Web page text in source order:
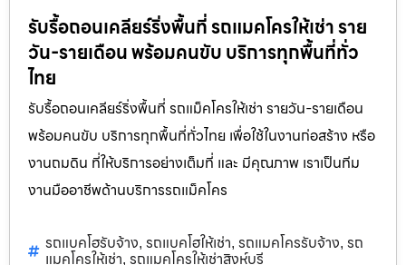
รับรื้อถอนเคลียร์ริ่งพื้นที่ รถแมคโครให้เช่า ราย
วัน-รายเดือน พร้อมคนขับ บริการทุกพื้นที่ทั่ว
ไทย
รับรื้อถอนเคลียร์ริ่งพื้นที่ รถแม็คโครให้เช่า รายวัน-รายเดือน
พร้อมคนขับ บริการทุกพื้นที่ทั่วไทย เพื่อใช้ในงานก่อสร้าง หรือ
งานถมดิน ที่ให้บริการอย่างเต็มที่ และ มีคุณภาพ เราเป็นทีม
งานมืออาชีพด้านบริการรถแม็คโคร
รถแบคโฮรับจ้าง, รถแบคโฮให้เช่า, รถแมคโครรับจ้าง, รถ
แมคโครให้เช่า, รถแมคโครให้เช่าสิงห์บุรี